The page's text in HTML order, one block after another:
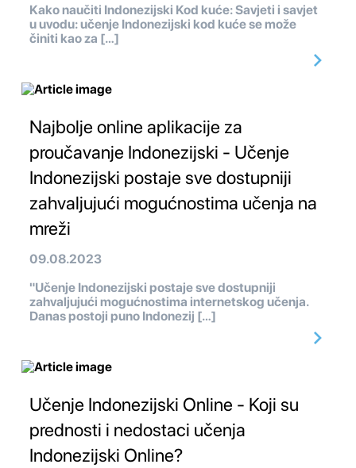
Kako naučiti Indonezijski Kod kuće: Savjeti i savjet
u uvodu: učenje Indonezijski kod kuće se može
činiti kao za […]
Najbolje online aplikacije za
proučavanje Indonezijski - Učenje
Indonezijski postaje sve dostupniji
zahvaljujući mogućnostima učenja na
mreži
09.08.2023
"Učenje Indonezijski postaje sve dostupniji
zahvaljujući mogućnostima internetskog učenja.
Danas postoji puno Indonezij […]
Učenje Indonezijski Online - Koji su
prednosti i nedostaci učenja
Indonezijski Online?